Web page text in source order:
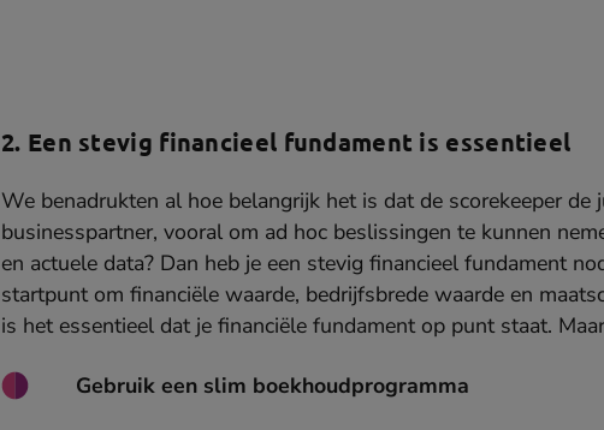
2. Een stevig financieel fundament is essentieel
We benadrukten al hoe belangrijk het is dat de scorekeeper de
businesspartner, vooral om ad hoc beslissingen te kunnen
en actuele data? Dan heb je een stevig financieel fundament
startpunt om financiële waarde, bedrijfsbrede waarde en
is het essentieel dat je financiële fundament op punt staat.
Gebruik een slim boekhoudprogramma